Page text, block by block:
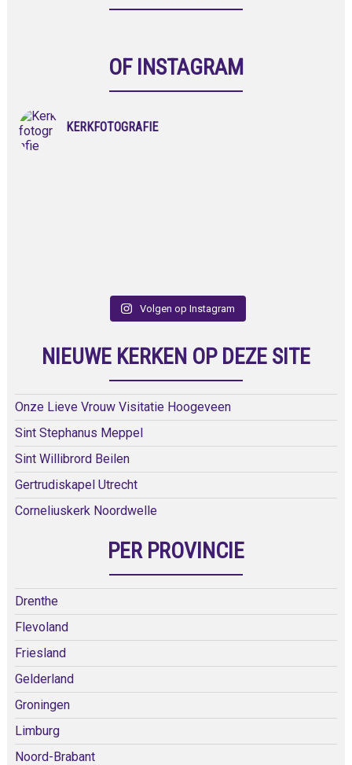
OF INSTAGRAM
KERKFOTOGRAFIE
Volgen op Instagram
NIEUWE KERKEN OP DEZE SITE
Onze Lieve Vrouw Visitatie Hoogeveen
Sint Stephanus Meppel
Sint Willibrord Beilen
Gertrudiskapel Utrecht
Corneliuskerk Noordwelle
PER PROVINCIE
Drenthe
Flevoland
Friesland
Gelderland
Groningen
Limburg
Noord-Brabant